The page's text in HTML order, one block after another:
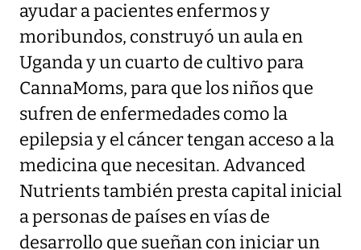
ayudar a pacientes enfermos y
moribundos, construyó un aula en
Uganda y un cuarto de cultivo para
CannaMoms, para que los niños que
sufren de enfermedades como la
epilepsia y el cáncer tengan acceso a la
medicina que necesitan. Advanced
Nutrients también presta capital inicial
a personas de países en vías de
desarrollo que sueñan con iniciar un